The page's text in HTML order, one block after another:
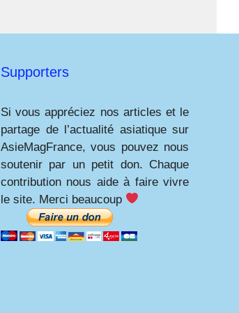
Supporters
Si vous appréciez nos articles et le
partage de l’actualité asiatique sur
AsieMagFrance, vous pouvez nous
soutenir par un petit don. Chaque
contribution nous aide à faire vivre
le site. Merci beaucoup